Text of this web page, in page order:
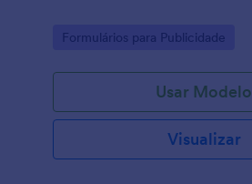
Go to Category:
Formulários para Publicidade
Usar Modelo
Visualizar